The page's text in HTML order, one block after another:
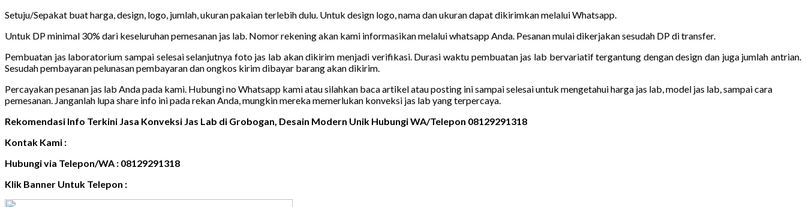
Setuju/Sepakat buat harga, design, logo, jumlah, ukuran pakaian terlebih dulu. Untuk design logo, nama dan ukuran dapat dikirimkan melalui Whatsapp.
Untuk DP minimal 30% dari keseluruhan pemesanan jas lab. Nomor rekening akan kami informasikan melalui whatsapp Anda. Pesanan mulai dikerjakan sesudah DP di transfer.
Pembuatan jas laboratorium sampai selesai selanjutnya foto jas lab akan dikirim menjadi verifikasi. Durasi waktu pembuatan jas lab bervariatif tergantung dengan design dan juga jumlah antrian.
Sesudah pembayaran pelunasan pembayaran dan ongkos kirim dibayar barang akan dikirim.
Percayakan pesanan jas lab Anda pada kami. Hubungi no Whatsapp kami atau silahkan baca artikel atau posting ini sampai selesai untuk mengetahui harga jas lab, model jas lab, sampai cara
pemesanan. Janganlah lupa share info ini pada rekan Anda, mungkin mereka memerlukan konveksi jas lab yang terpercaya.
Rekomendasi Info Terkini Jasa Konveksi Jas Lab di Grobogan, Desain Modern Unik Hubungi WA/Telepon 08129291318
Kontak Kami :
Hubungi via Telepon/WA : 08129291318
Klik Banner Untuk Telepon :